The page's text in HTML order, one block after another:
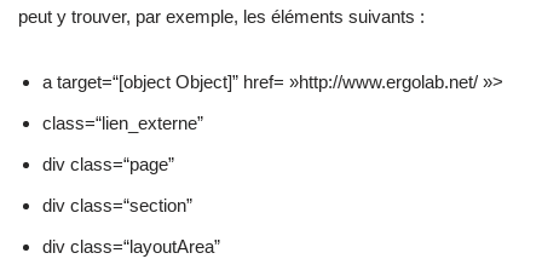
peut y trouver, par exemple, les éléments suivants :
a target=“[object Object]” href= »http://www.ergolab.net/ »>
class=“lien_externe”
div class=“page”
div class=“section”
div class=“layoutArea”